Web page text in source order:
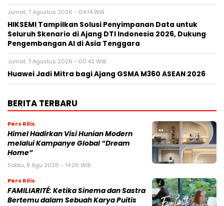
Jumat, 7 Agustus 2026 - 04:14 WIB
HIKSEMI Tampilkan Solusi Penyimpanan Data untuk
Seluruh Skenario di Ajang DTI Indonesia 2026, Dukung
Pengembangan AI di Asia Tenggara
Jumat, 7 Agustus 2026 - 00:42 WIB
Huawei Jadi Mitra bagi Ajang GSMA M360 ASEAN 2026
BERITA TERBARU
Pers Rilis
Himel Hadirkan Visi Hunian Modern
melalui Kampanye Global “Dream
Home”
Sabtu, 8 Agu 2026 - 14:26 WIB
Pers Rilis
FAMILIARITÉ: Ketika Sinema dan Sastra
Bertemu dalam Sebuah Karya Puitis